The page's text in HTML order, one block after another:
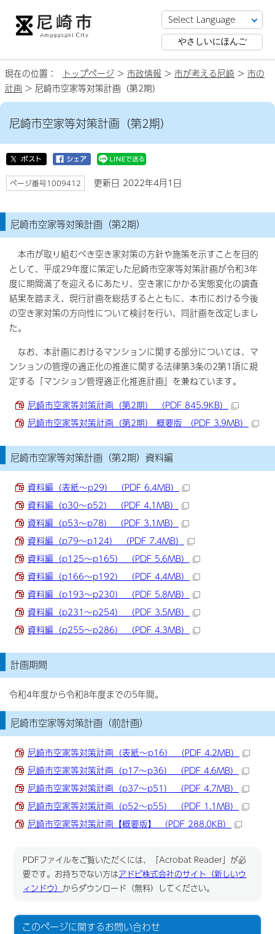
やさしいにほんご
現在の位置： トップページ > 市政情報 > 市が考える尼崎 > 市の
計画 > 尼崎市空家等対策計画（第2期）
尼崎市空家等対策計画（第2期）
ページ番号1009412 更新日 2022年4月1日
尼崎市空家等対策計画（第2期）
本市が取り組むべき空き家対策の方針や施策を示すことを目的
として、平成29年度に策定した尼崎市空家等対策計画が令和3年
度に期間満了を迎えるにあたり、空き家にかかる実態変化の調査
結果を踏まえ、現行計画を総括するとともに、本市における今後
の空き家対策の方向性について検討を行い、同計画を改定しまし
た。
なお、本計画におけるマンションに関する部分については、マ
ンションの管理の適正化の推進に関する法律第3条の2第1項に規
定する「マンション管理適正化推進計画」を兼ねています。
尼崎市空家等対策計画（第2期） （PDF 845.9KB）
尼崎市空家等対策計画（第2期） 概要版 （PDF 3.9MB）
尼崎市空家等対策計画（第2期）資料編
資料編（表紙～p29） （PDF 6.4MB）
資料編（p30～p52） （PDF 4.1MB）
資料編（p53～p78） （PDF 3.1MB）
資料編（p79～p124） （PDF 7.4MB）
資料編（p125～p165） （PDF 5.6MB）
資料編（p166～p192） （PDF 4.4MB）
資料編（p193～p230） （PDF 5.8MB）
資料編（p231～p254） （PDF 3.5MB）
資料編（p255～p286） （PDF 4.3MB）
計画期間
令和4年度から令和8年度までの5年間。
尼崎市空家等対策計画（前計画）
尼崎市空家等対策計画（表紙～p16） （PDF 4.2MB）
尼崎市空家等対策計画（p17～p36） （PDF 4.6MB）
尼崎市空家等対策計画（p37～p51） （PDF 4.7MB）
尼崎市空家等対策計画（p52～p55） （PDF 1.1MB）
尼崎市空家等対策計画【概要版】 （PDF 288.0KB）
PDFファイルをご覧いただくには、「Acrobat Reader」が必
要です。お持ちでない方はアドビ株式会社のサイト（新しいウ
ィンドウ） からダウンロード（無料）してください。
このページに関するお問い合わせ